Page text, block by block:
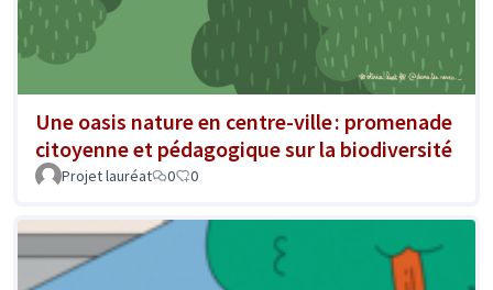
Une oasis nature en centre-ville : promenade
citoyenne et pédagogique sur la biodiversité
Projet lauréat 0 0